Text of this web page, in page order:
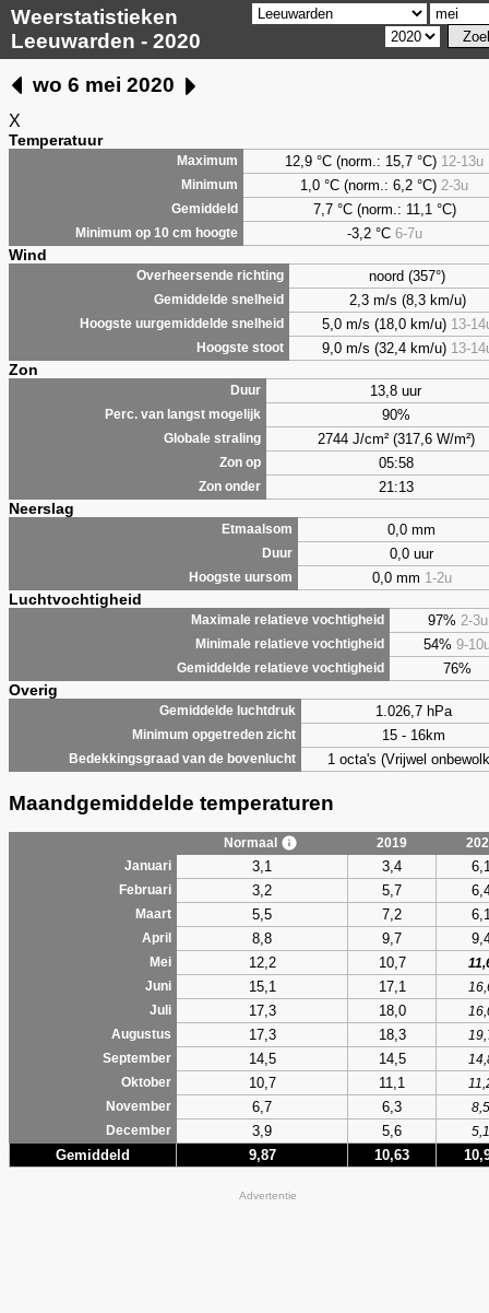
Weerstatistieken
Leeuwarden - 2020
wo 6 mei 2020
X
Temperatuur
Maximum 12,9 °C (norm.: 15,7 °C) 12-13u
Minimum 1,0 °C (norm.: 6,2 °C) 2-3u
Gemiddeld 7,7°C (norm.: 11,1 °C)
Minimum op 10 cm hoogte -3,2 °C 6-7u
Wind
Overheersende richting noord (357°)
Gemiddelde snelheid 2,3 m/s (8,3 km/u)
Hoogste uurgemiddelde snelheid 5,0 m/s (18,0 km/u) 13-
Hoogste stoot 9,0 m/s (32,4 km/u) 13-
Zon
Duur 13,8 uur
Perc. van langst mogelijk 90%
Globale straling 2744 J/cm² (317,6 W/m²)
Zon op 05:58
Zon onder 21:13
Neerslag
Etmaalsom 0,0 mm
Duur 0,0 uur
Hoogste uursom 0,0 mm 1-2u
Luchtvochtigheid
Maximale relatieve vochtigheid 97% 2-3u
Minimale relatieve vochtigheid 54% 9-
Gemiddelde relatieve vochtigheid 76%
Overig
Gemiddelde luchtdruk 1.026,7 hPa
Minimum opgetreden zicht 15 - 16km
Bedekkingsgraad van de bovenlucht 1 octa's (Vrijwel
Maandgemiddelde temperaturen
Normaal 2019
Januari
3,1 3,4
Februari 3,2 5,7
Maart 5,5 7,2
April 8,8 9,7
Mei 12,2 10,7
Juni
15,1 17,1
Juli
17,3 18,0
Augustus
17,3 18,3
September
14,5 14,5
Oktober
10,7 11,1
November
6,7 6,3
8,5
December
3,9 5,6 5,1
Gemiddeld 9,87 10,63
Advertentie